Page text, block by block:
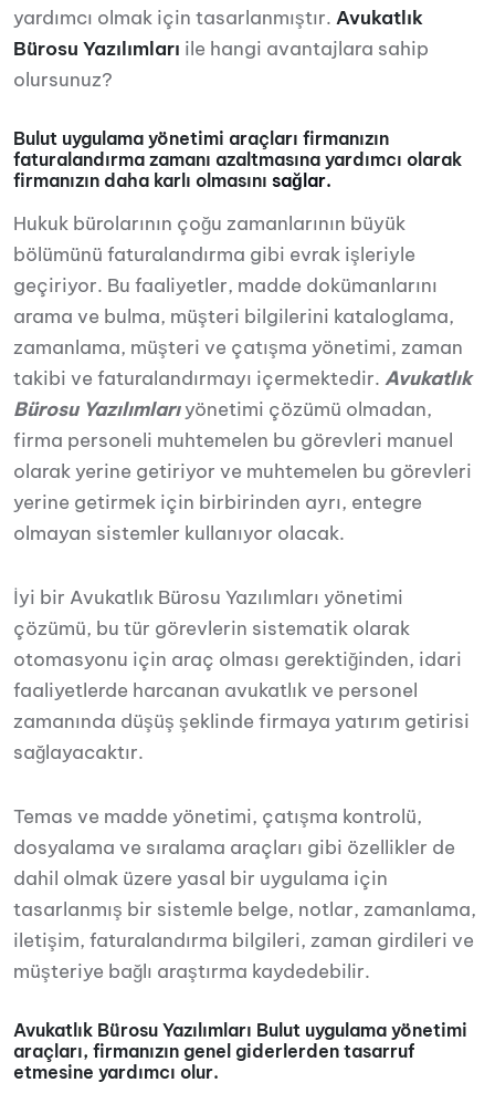
yardımcı olmak için tasarlanmıştır. Avukatlık
Bürosu Yazılımları ile hangi avantajlara sahip
olursunuz?
Bulut uygulama yönetimi araçları firmanızın
faturalandırma zamanı azaltmasına yardımcı olarak
firmanızın daha karlı olmasını sağlar.
Hukuk bürolarının çoğu zamanlarının büyük
bölümünü faturalandırma gibi evrak işleriyle
geçiriyor. Bu faaliyetler, madde dokümanlarını
arama ve bulma, müşteri bilgilerini kataloglama,
zamanlama, müşteri ve çatışma yönetimi, zaman
takibi ve faturalandırmayı içermektedir. Avukatlık
Bürosu Yazılımlarıyönetimi çözümü olmadan,
firma personeli muhtemelen bu görevleri manuel
olarak yerine getiriyor ve muhtemelen bu görevleri
yerine getirmek için birbirinden ayrı, entegre
olmayan sistemler kullanıyor olacak.
İyi bir Avukatlık Bürosu Yazılımları yönetimi
çözümü, bu tür görevlerin sistematik olarak
otomasyonu için araç olması gerektiğinden, idari
faaliyetlerde harcanan avukatlık ve personel
zamanında düşüş şeklinde firmaya yatırım getirisi
sağlayacaktır.
Temas ve madde yönetimi, çatışma kontrolü,
dosyalama ve sıralama araçları gibi özellikler de
dahil olmak üzere yasal bir uygulama için
tasarlanmış bir sistemle belge, notlar, zamanlama,
iletişim, faturalandırma bilgileri, zaman girdileri ve
müşteriye bağlı araştırma kaydedebilir.
Avukatlık Bürosu Yazılımları Bulut uygulama yönetimi
araçları, firmanızın genel giderlerden tasarruf
etmesine yardımcı olur.